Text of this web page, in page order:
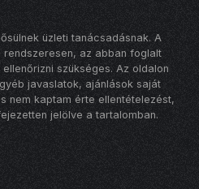
üzleti tanácsadásnak. A
az abban foglalt
szükséges. Az oldalon
javaslatok, ajánlások saját
nem kaptam érte ellentételezést,
jelölve a tartalomban.